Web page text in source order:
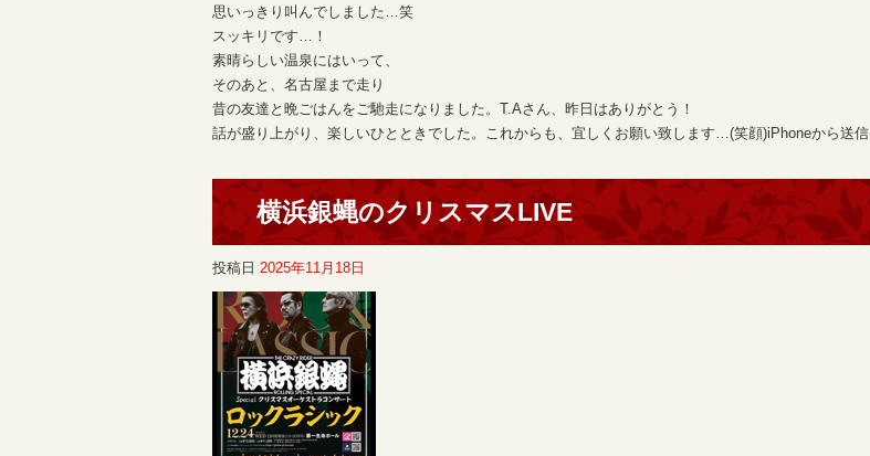
思いっきり叫んでしました…笑
スッキリです…！
素晴らしい温泉にはいって、
そのあと、名古屋まで走り
昔の友達と晩ごはんをご馳走になりました。T.Aさん、昨日はありがとう！
話が盛り上がり、楽しいひとときでした。これからも、宜しくお願い致します…(笑顔)iPhoneから送信
横浜銀蝿のクリスマスLIVE
投稿日 2025年11月18日